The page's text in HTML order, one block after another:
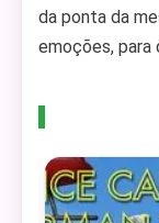
da ponta da
emoções, para